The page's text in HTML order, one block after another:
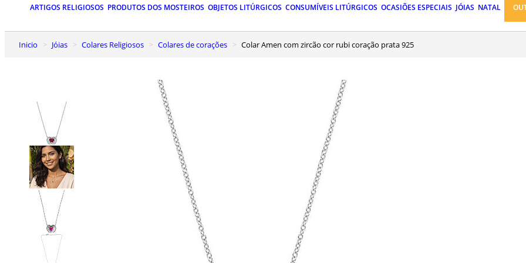
ARTIGOS RELIGIOSOS PRODUTOS DOS MOSTEIROS OBJETOS LITÚRGICOS CONSUMÍVEIS LITÚRGICOS OCASIÕES ESPECIAIS JÓIAS NATAL
Inicio Jóias Colares Religiosos Colares de corações Colar Amen com zircão cor rubi coração prata 925